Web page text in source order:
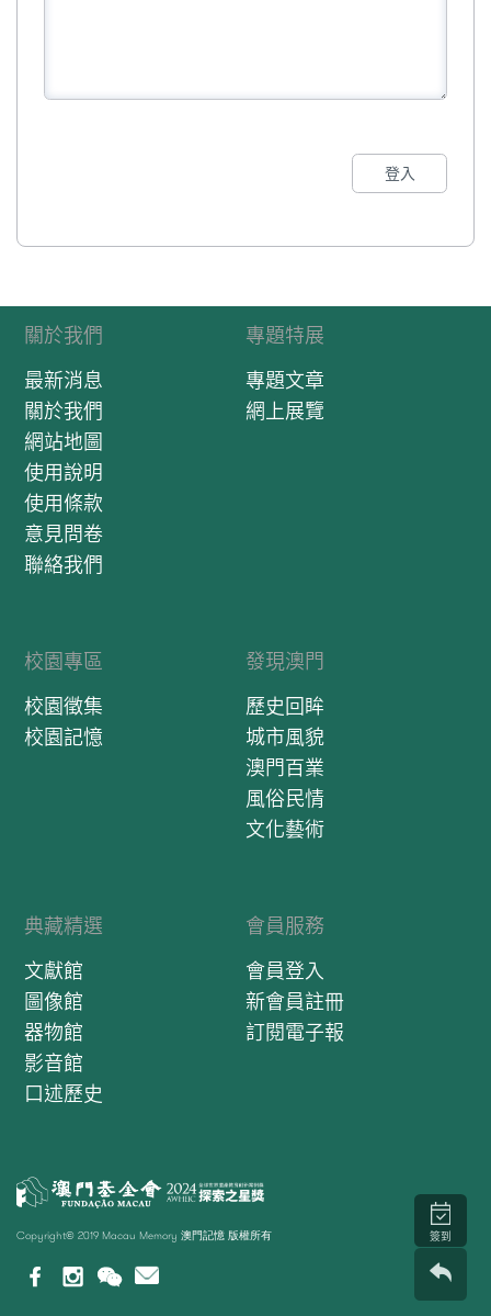
登入
關於我們
最新消息
關於我們
網站地圖
使用說明
使用條款
意見問卷
聯絡我們
專題特展
專題文章
網上展覽
校園專區
校園徵集
校園記憶
發現澳門
歷史回眸
城市風貌
澳門百業
風俗民情
文化藝術
典藏精選
文獻館
圖像館
器物館
影音館
口述歷史
會員服務
會員登入
新會員註冊
訂閱電子報
Copyright© 2019 Macau Memory 澳門記憶 版權所有 簽到